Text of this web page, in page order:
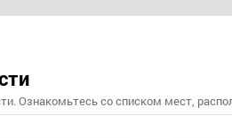
Ознакомьтесь со списком мест,